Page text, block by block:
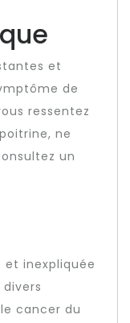
et
de
ressentez
ne
un
inexpliquée
cancer du